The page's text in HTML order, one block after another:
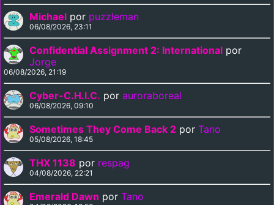
Michael por puzzleman
06/08/2026, 23:11
Confidential Assignment 2: International por
Jorge
06/08/2026, 21:19
Cyber-C.H.I.C. por auroraboreal
06/08/2026, 09:10
Sometimes They Come Back 2 por Tano
05/08/2026, 18:45
THX 1138 por respag
04/08/2026, 22:21
Emerald Dawn por Tano